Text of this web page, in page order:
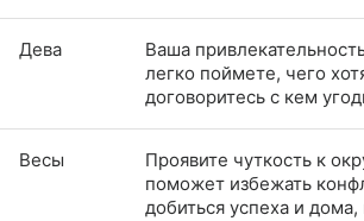
Дева
Ваша
легко поймете, чего
договоритесь с кем
Весы
Проявите чуткость к
поможет избежать
добиться успеха и дома,